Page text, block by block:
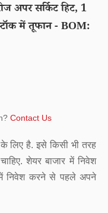
अपर सर्किट हिट, 1
में तूफान - BOM:
Contact Us
लिए है. इसे किसी भी तरह
शेयर बाजार में निवेश
में निवेश करने से पहले अपने